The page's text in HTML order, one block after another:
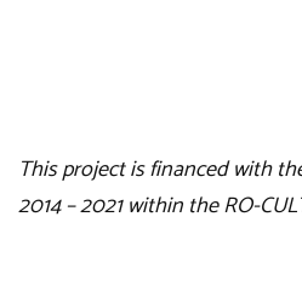
This project is financed with
2014 – 2021 within theRO-